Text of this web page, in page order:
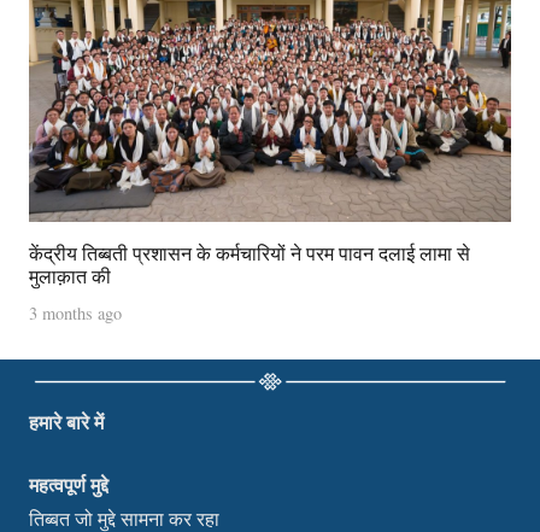
केंद्रीय तिब्बती प्रशासन के कर्मचारियों ने परम पावन दलाई लामा से
मुलाक़ात की
3 months ago
हमारे बारे में
महत्वपूर्ण मुद्दे
तिब्बत जो मुद्दे सामना कर रहा